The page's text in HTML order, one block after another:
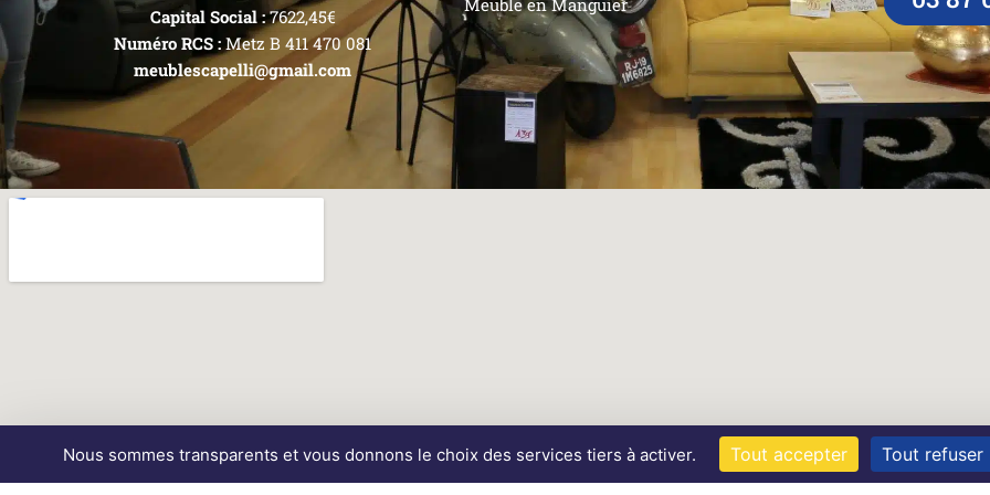
Capital Social :7622,45€
Numéro RCS :Metz B 411 470 081
meublescapelli@gmail.com
Meuble en Manguier
Nous sommes transparents et vous donnons le choix des services tiers à activer. Tout accepter Tout refuser